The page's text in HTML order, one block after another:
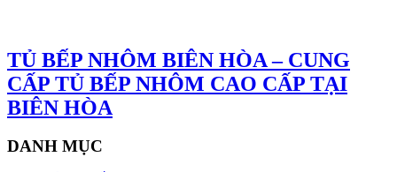
TỦ BẾP NHÔM BIÊN HÒA – CUNG
CẤP TỦ BẾP NHÔM CAO CẤP TẠI
BIÊN HÒA
DANH MỤC